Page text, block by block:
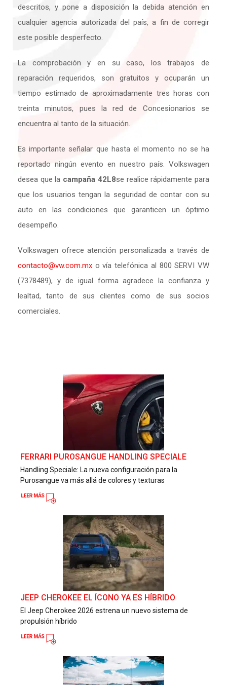
descritos, y pone a disposición la debida atención en
cualquier agencia autorizada del país, a fin de corregir
este posible desperfecto.
La comprobación y en su caso, los trabajos de
reparación requeridos, son gratuitos y ocuparán un
tiempo estimado de aproximadamente tres horas con
treinta minutos, pues la red de Concesionarios se
encuentra al tanto de la situación.
Es importante señalar que hasta el momento no se ha
reportado ningún evento en nuestro país. Volkswagen
desea que la campaña 42L8se realice rápidamente para
que los usuarios tengan la seguridad de contar con su
auto en las condiciones que garanticen un óptimo
desempeño.
Volkswagen ofrece atención personalizada a través de
contacto@vw.com.mx o vía telefónica al 800 SERVI VW
(7378489), y de igual forma agradece la confianza y
lealtad, tanto de sus clientes como de sus socios
comerciales.
FERRARI PUROSANGUE HANDLING SPECIALE
Handling Speciale: La nueva configuración para la
Purosangue va más allá de colores y texturas
JEEP CHEROKEE EL ÍCONO YA ES HÍBRIDO
El Jeep Cherokee 2026 estrena un nuevo sistema de
propulsión híbrido